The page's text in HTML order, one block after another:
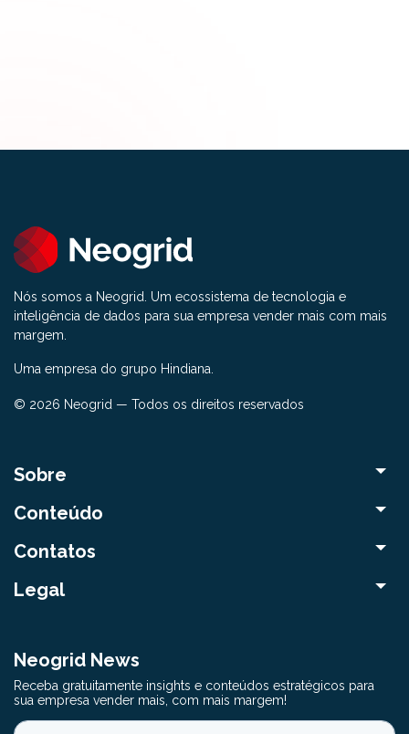
Nós somos a Neogrid. Um ecossistema de tecnologia e
inteligência de dados para sua empresa vender mais com mais
margem.
Uma empresa do grupo Hindiana.
© 2026 Neogrid — Todos os direitos reservados
Sobre
Conteúdo
Contatos
Legal
Neogrid News